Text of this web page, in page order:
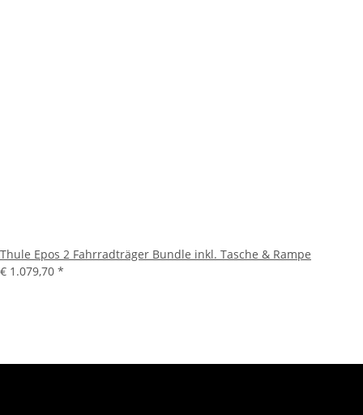
Thule Epos 2 Fahrradträger Bundle inkl. Tasche & Rampe
€ 1.079,70 *